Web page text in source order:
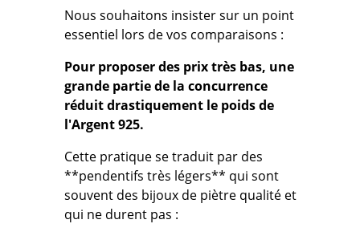
Nous souhaitons insister sur un point
essentiel lors de vos comparaisons :
Pour proposer des prix très bas, une
grande partie de la concurrence
réduit drastiquement le poids de
l'Argent 925.
Cette pratique se traduit par des
**pendentifs très légers** qui sont
souvent des bijoux de piètre qualité et
qui ne durent pas :